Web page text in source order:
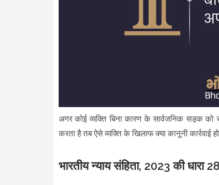
अगर कोई व्यक्ति बिना कारण के सार्वजनिक सड़क को
करता है तब ऐसे व्यक्ति के खिलाफ क्या कानूनी कार्रवाई
भारतीय न्याय संहिता, 2023 की धारा